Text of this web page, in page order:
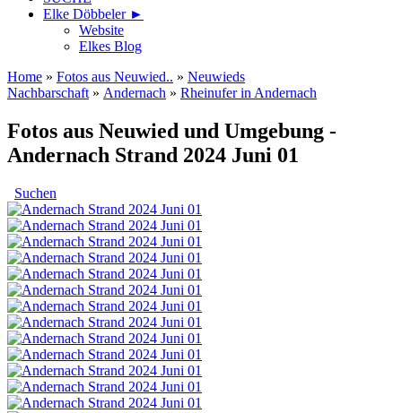
Elke Döbbeler ►
Website
Elkes Blog
Home » Fotos aus Neuwied.. » Neuwieds
Nachbarschaft » Andernach » Rheinufer in Andernach
Fotos aus Neuwied und Umgebung -
Andernach Strand 2024 Juni 01
Suchen